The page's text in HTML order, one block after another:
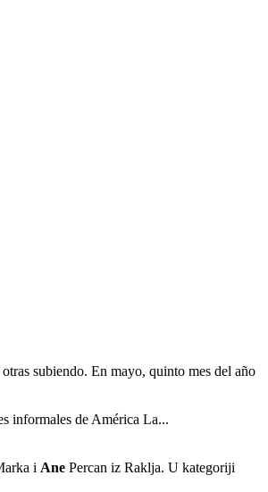
subiendo. En mayo, quinto mes del año
informales de América La...
i Ane Percan iz Raklja. U kategoriji